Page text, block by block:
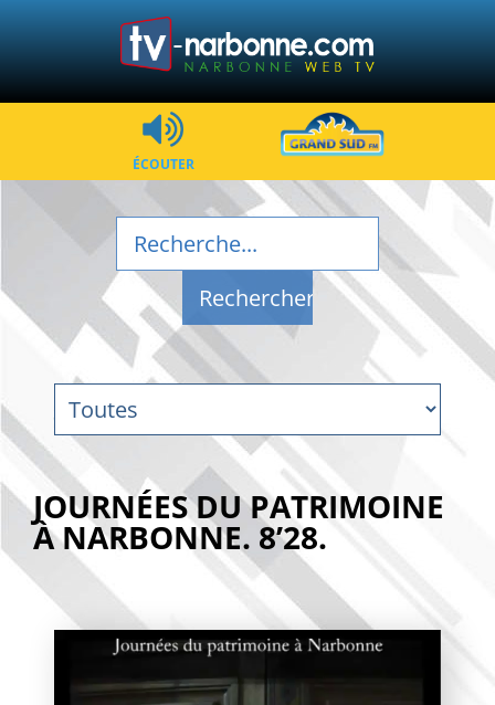
ÉCOUTER
JOURNÉES DU PATRIMOINE
À NARBONNE. 8’28.
Lecteur